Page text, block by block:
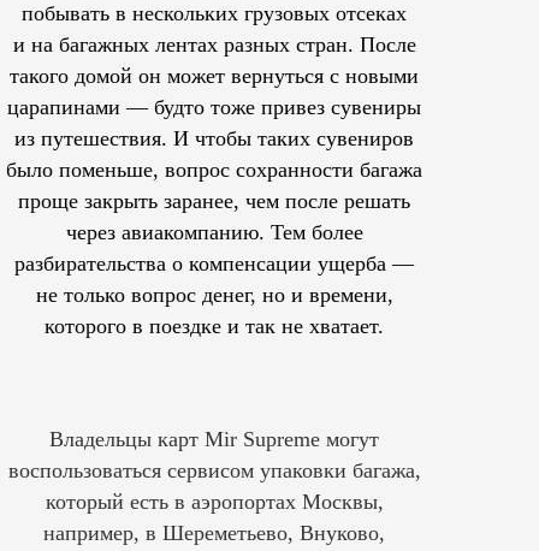
побывать в нескольких грузовых отсеках
и на багажных лентах разных стран. После
такого домой он может вернуться с новыми
царапинами — будто тоже привез сувениры
из путешествия. И чтобы таких сувениров
было поменьше, вопрос сохранности багажа
проще закрыть заранее, чем после решать
через авиакомпанию. Тем более
разбирательства о компенсации ущерба —
не только вопрос денег, но и времени,
которого в поездке и так не хватает.
Владельцы карт Mir Supreme могут
воспользоваться сервисом упаковки багажа,
который есть в аэропортах Москвы,
например, в Шереметьево, Внуково,